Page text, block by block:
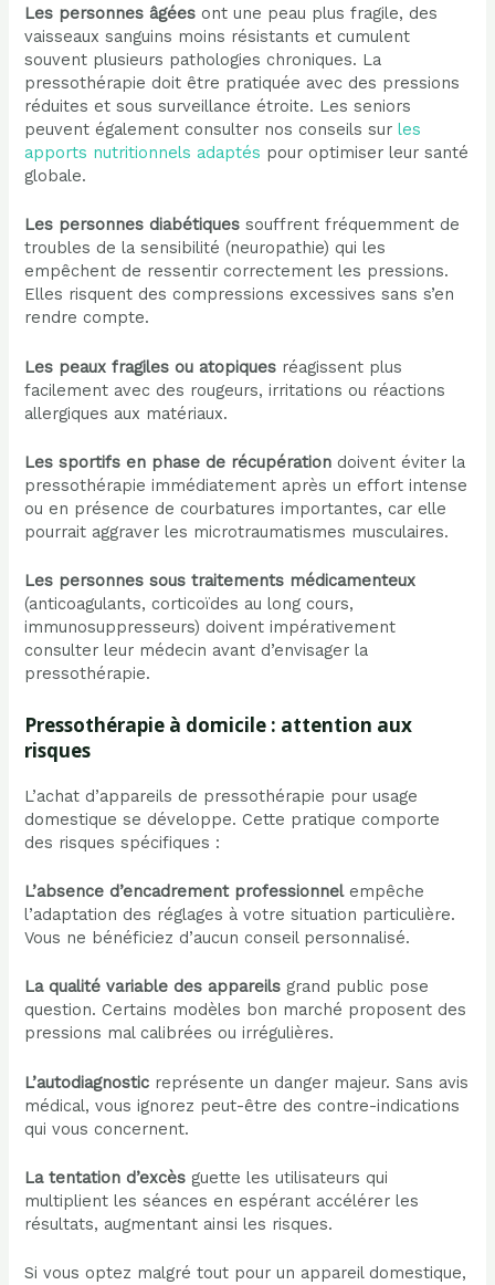
Les personnes âgées ont une peau plus fragile, des
vaisseaux sanguins moins résistants et cumulent
souvent plusieurs pathologies chroniques. La
pressothérapie doit être pratiquée avec des pressions
réduites et sous surveillance étroite. Les seniors
peuvent également consulter nos conseils surles
apports nutritionnels adaptés pour optimiser leur santé
globale.
Les personnes diabétiques souffrent fréquemment de
troubles de la sensibilité (neuropathie) qui les
empêchent de ressentir correctement les pressions.
Elles risquent des compressions excessives sans s’en
rendre compte.
Les peaux fragiles ou atopiques réagissent plus
facilement avec des rougeurs, irritations ou réactions
allergiques aux matériaux.
Les sportifs en phase de récupération doivent éviter la
pressothérapie immédiatement après un effort intense
ou en présence de courbatures importantes, car elle
pourrait aggraver les microtraumatismes musculaires.
Les personnes sous traitements médicamenteux
(anticoagulants, corticoïdes au long cours,
immunosuppresseurs) doivent impérativement
consulter leur médecin avant d’envisager la
pressothérapie.
Pressothérapie à domicile : attention aux
risques
L’achat d’appareils de pressothérapie pour usage
domestique se développe. Cette pratique comporte
des risques spécifiques :
L’absence d’encadrement professionnelempêche
l’adaptation des réglages à votre situation particulière.
Vous ne bénéficiez d’aucun conseil personnalisé.
La qualité variable des appareils grand public pose
question. Certains modèles bon marché proposent des
pressions mal calibrées ou irrégulières.
L’autodiagnostic représente un danger majeur. Sans avis
médical, vous ignorez peut-être des contre-indications
qui vous concernent.
La tentation d’excès guette les utilisateurs qui
multiplient les séances en espérant accélérer les
résultats, augmentant ainsi les risques.
Si vous optez malgré tout pour un appareil domestique,